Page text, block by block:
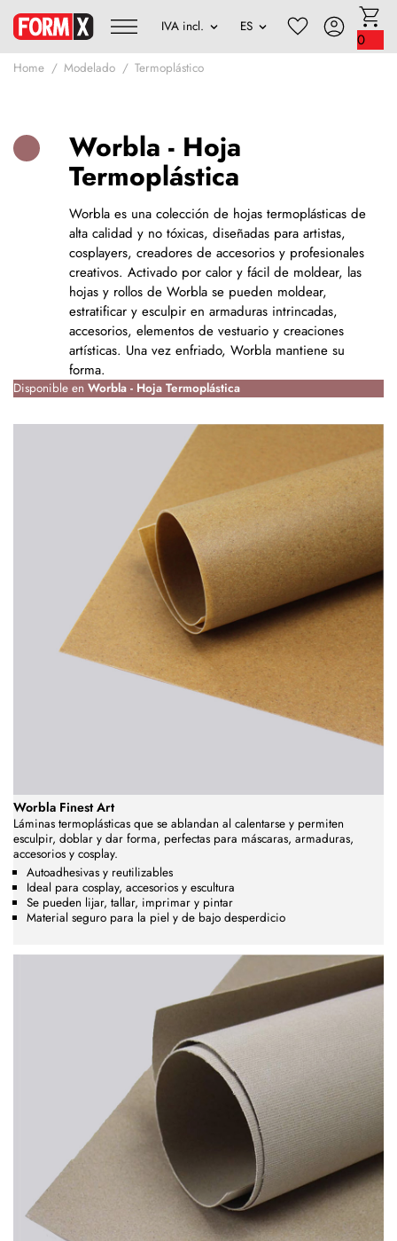
0
Home Modelado Termoplástico
Worbla - Hoja
Termoplástica
Worbla es una colección de hojas termoplásticas de
alta calidad y no tóxicas, diseñadas para artistas,
cosplayers, creadores de accesorios y profesionales
creativos. Activado por calor y fácil de moldear, las
hojas y rollos de Worbla se pueden moldear,
estratificar y esculpir en armaduras intrincadas,
accesorios, elementos de vestuario y creaciones
artísticas. Una vez enfriado, Worbla mantiene su
forma.
Disponible en Worbla - Hoja Termoplástica
Worbla Finest Art
Láminas termoplásticas que se ablandan al calentarse y permiten
esculpir, doblar y dar forma, perfectas para máscaras, armaduras,
accesorios y cosplay.
Autoadhesivas y reutilizables
Ideal para cosplay, accesorios y escultura
Se pueden lijar, tallar, imprimar y pintar
Material seguro para la piel y de bajo desperdicio